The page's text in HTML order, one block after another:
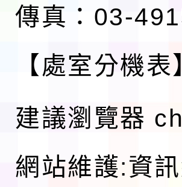
傳真：03-
【處室分機表
建議瀏覽器
網站維護:資訊